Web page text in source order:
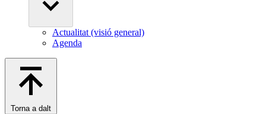
Actualitat (visió general)
Agenda
Torna a dalt